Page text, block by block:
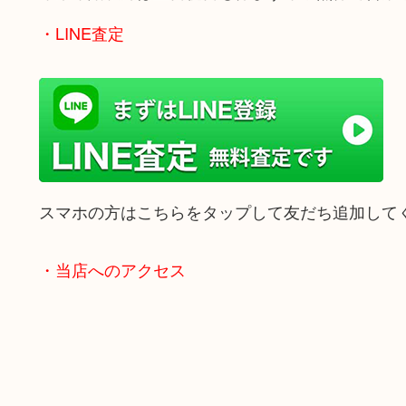
・LINE査定
スマホの方はこちらをタップして友だち追加して
・当店へのアクセス